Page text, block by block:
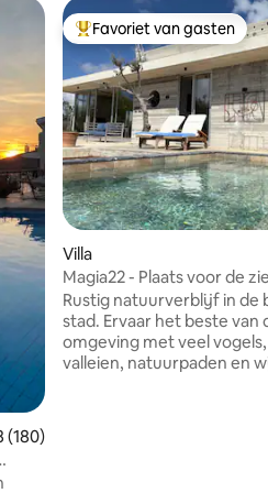
beoordeling van 4,98 uit 5,
(180)
Topfavoriet van gasten
Favoriet van gasten
Villa
Magia22 - Plaats voor de
Rustig natuurverblijf in de
stad. Ervaar het beste van
omgeving met veel
valleien, natuurpaden en